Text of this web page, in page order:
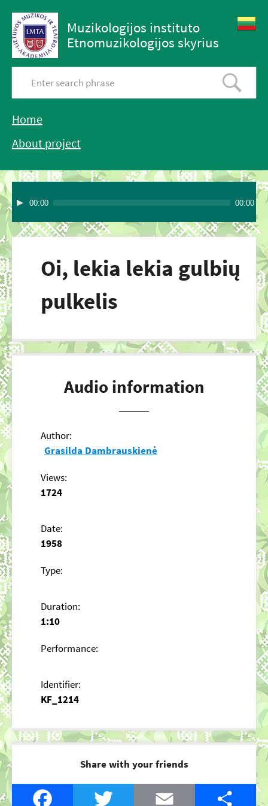
Muzikologijos instituto
Etnomuzikologijos skyrius
Home
About project
00:00 00:00
Oi, lekia lekia gulbių
pulkelis
Audio information
Author:
Grasilda Dambrauskienė
Views:
1724
Date:
1958
Type:
Duration:
1:10
Performance:
Identifier:
KF_1214
Share with your friends
Facebook Twitter Email Share